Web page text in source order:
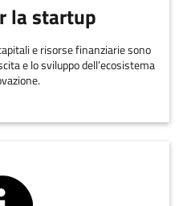
la startup
e risorse finanziarie sono
e lo sviluppo dell’ecosistema